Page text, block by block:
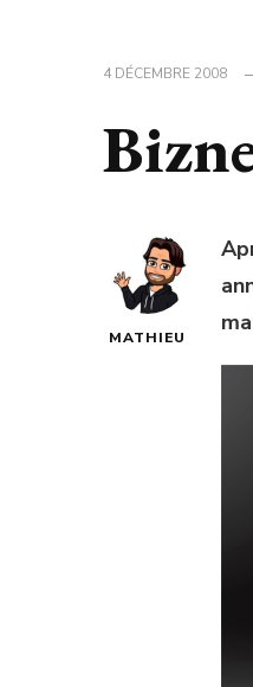
4 DÉCEMBRE 2008
MATHIEU